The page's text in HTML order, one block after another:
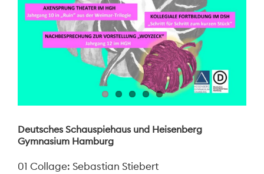
Deutsches Schauspiehaus und Heisenberg
Gymnasium Hamburg
01 Collage: Sebastian Stiebert